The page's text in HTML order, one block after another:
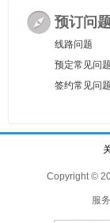
预订问
线路问题
预定常见问题
签约常见问题
Copyright ©
服